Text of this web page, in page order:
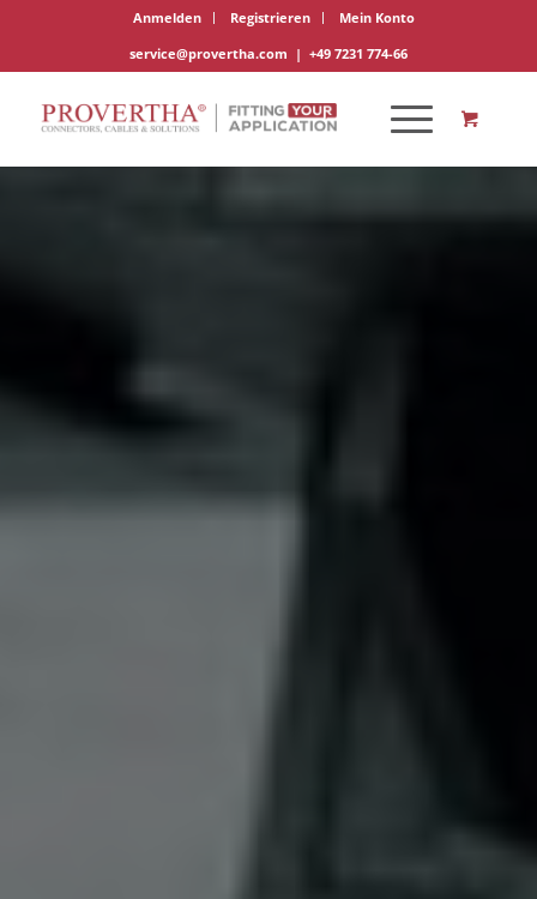
Anmelden Registrieren
Mein Konto
service@provertha.com | +49 7231 774-66